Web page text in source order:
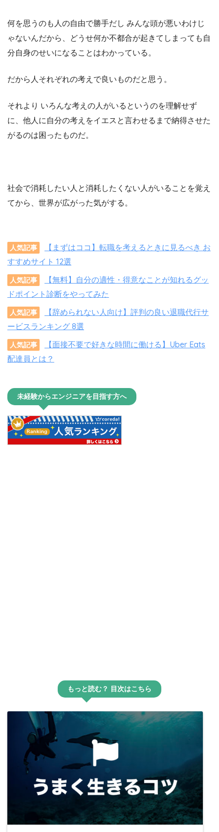
何を思うのも人の自由で勝手だし みんな頭が悪いわけじ
ゃないんだから、どうせ何か不都合が起きてしまっても自
分自身のせいになることはわかっている。
だから人それぞれの考えで良いものだと思う。
それより いろんな考えの人がいるというのを理解せず
に、他人に自分の考えをイエスと言わせるまで納得させた
がるのは困ったものだ。
社会で消耗したい人と消耗したくない人がいることを覚え
てから、世界が広がった気がする。
人気記事
【まずはココ】転職を考えるときに見るべき お
すすめサイト 12選
人気記事
【無料】自分の適性・得意なことが知れるグッ
ドポイント診断をやってみた
人気記事
【辞められない人向け】評判の良い退職代行サ
ービスランキング 8選
人気記事
【面接不要で好きな時間に働ける】Uber Eats
配達員とは？
未経験からエンジニアを目指す方へ
もっと読む？ 目次はこちら